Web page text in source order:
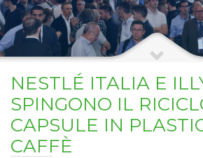
NESTLÉ ITALIA E
SPINGONO IL
CAPSULE IN
CAFFÈ